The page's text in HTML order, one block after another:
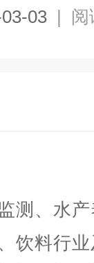
03 | 阅
测、水
饮料行